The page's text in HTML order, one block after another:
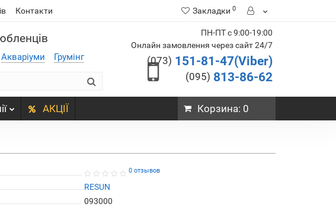
Контакти Закладки 0
Акваріуми Грумінг
ПН-ПТ с 9:00-19:00
Онлайн замовлення через сайт 24/7
(073) 151-81-47(Viber)
(095) 813-86-62
АКЦІЇ Корзина: 0
0 отзывов
RESUN
093000